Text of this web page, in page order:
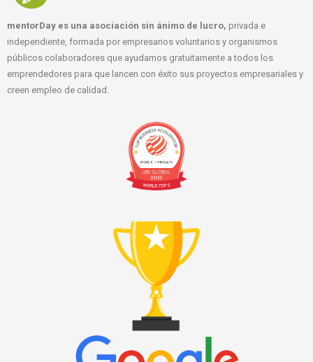
mentorDay es una asociación sin ánimo de lucro, privada e
independiente, formada por empresarios voluntarios y organismos
públicos colaboradores que ayudamos gratuitamente a todos los
emprendedores para que lancen con éxito sus proyectos empresariales y
creen empleo de calidad.